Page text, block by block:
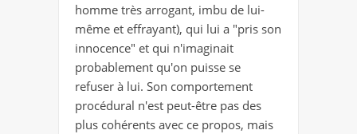
homme très arrogant, imbu de lui-
même et effrayant), qui lui a "pris son
innocence" et qui n'imaginait
probablement qu'on puisse se
refuser à lui. Son comportement
procédural n'est peut-être pas des
plus cohérents avec ce propos, mais